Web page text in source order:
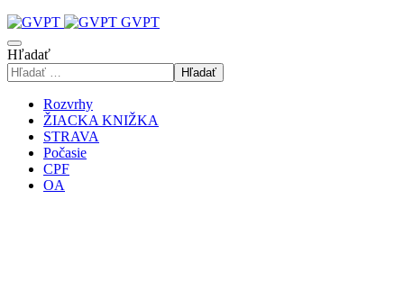
GVPT
Hľadať
Hľadať
Rozvrhy
ŽIACKA KNIŽKA
STRAVA
Počasie
CPF
OA